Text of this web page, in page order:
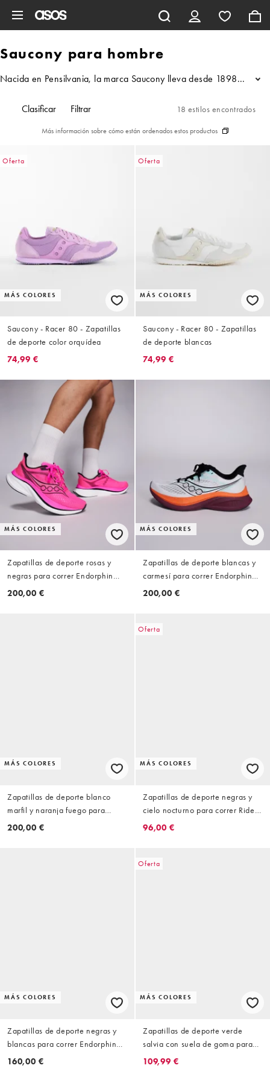
Saucony para hombre
Nacida en Pensilvania, la marca Saucony lleva desde 1898...
Clasificar Filtrar 18 estilos encontrados
Más información sobre cómo están ordenados estos productos
Oferta
MÁS COLORES
Saucony - Racer 80 - Zapatillas
de deporte color orquídea
74,99 €
Oferta
MÁS COLORES
Saucony - Racer 80 - Zapatillas
de deporte blancas
74,99 €
MÁS COLORES
Zapatillas de deporte rosas y
negras para correr Endorphin
Speed 5 de Saucony
200,00 €
MÁS COLORES
Zapatillas de deporte blancas y
carmesí para correr Endorphin
Speed 5 de Saucony
200,00 €
MÁS COLORES
Zapatillas de deporte blanco
marfil y naranja fuego para
correr Endorphin Speed 5 de
200,00 €
Oferta
MÁS COLORES
Zapatillas de deporte negras y
cielo nocturno para correr Ride
19 de Saucony
96,00 €
MÁS COLORES
Zapatillas de deporte negras y
blancas para correr Endorphin
Azura de Saucony
160,00 €
Oferta
MÁS COLORES
Zapatillas de deporte verde
salvia con suela de goma para
correr Guide 19 de Saucony
109,99 €